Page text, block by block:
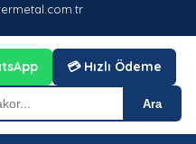
Ara
💳 Hızlı Ödeme